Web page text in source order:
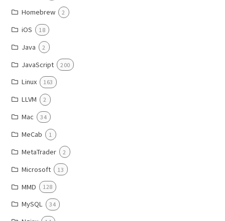
Homebrew 2
iOS 18
Java 2
JavaScript 200
Linux 163
LLVM 2
Mac 34
MeCab 1
MetaTrader 2
Microsoft 13
MMD 128
MySQL 34